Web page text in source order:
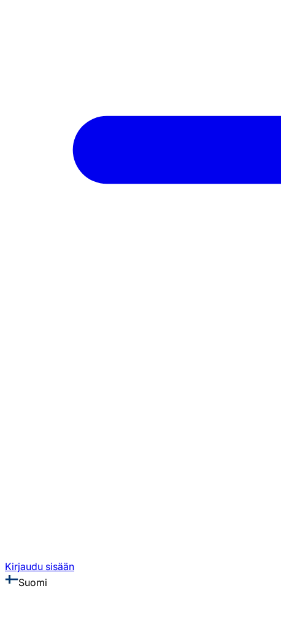
Kirjaudu sisään
Suomi